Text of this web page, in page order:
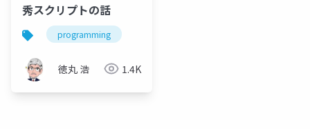
秀スクリプトの話
programming
徳丸 浩 1.4K